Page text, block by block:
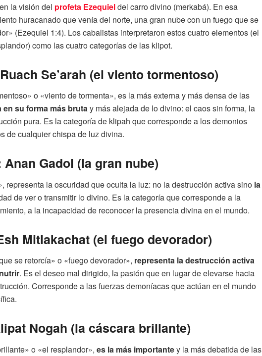
la visión del profeta Ezequieldel carro divino (merkabá). En esa
huracanado que venía del norte, una gran nube con un fuego que se
(Ezequiel 1:4). Los cabalistas interpretaron estos cuatro elementos (el
como las cuatro categorías de las klipot.
Se’arah (el viento tormentoso)
o «viento de tormenta», es la más externa y más densa de las
en su forma más brutay más alejada de lo divino: el caos sin forma, la
pura. Es la categoría de klipah que corresponde a los demonios
de cualquier chispa de luz divina.
Gadol (la gran nube)
representa la oscuridad que oculta la luz: no la destrucción activa sino la
de ver o transmitir lo divino. Es la categoría que corresponde a la
a la incapacidad de reconocer la presencia divina en el mundo.
Mitlakachat (el fuego devorador)
se retorcía» o «fuego devorador», representa la destrucción activa
. Es el deseo mal dirigido, la pasión que en lugar de elevarse hacia
Corresponde a las fuerzas demoníacas que actúan en el mundo
Nogah (la cáscara brillante)
o «el resplandor», es la más importantey la más debatida de las